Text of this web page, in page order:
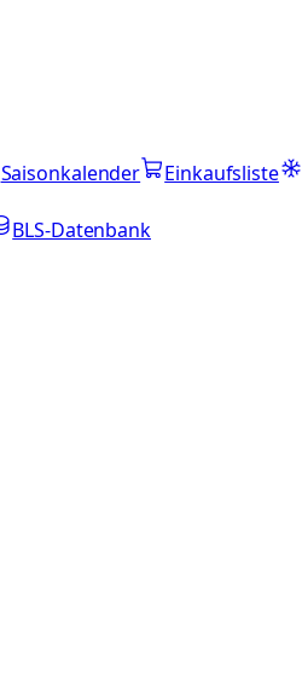
Saisonkalender Einkaufsliste
BLS-Datenbank